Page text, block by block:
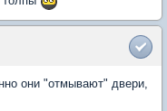
они "отмывают" двери,